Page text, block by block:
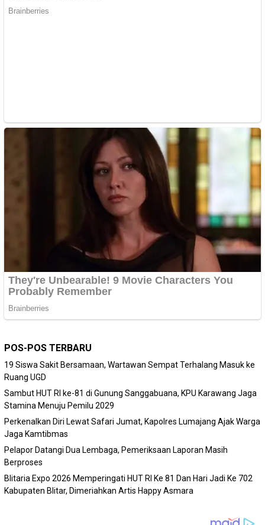
POS-POS TERBARU
19 Siswa Sakit Bersamaan, Wartawan Sempat Terhalang Masuk ke
Ruang UGD
Sambut HUT RI ke-81 di Gunung Sanggabuana, KPU Karawang Jaga
Stamina Menuju Pemilu 2029
Perkenalkan Diri Lewat Safari Jumat, Kapolres Lumajang Ajak Warga
Jaga Kamtibmas
Pelapor Datangi Dua Lembaga, Pemeriksaan Laporan Masih
Berproses
Blitaria Expo 2026 Memperingati HUT RI Ke 81 Dan Hari Jadi Ke 702
Kabupaten Blitar, Dimeriahkan Artis Happy Asmara